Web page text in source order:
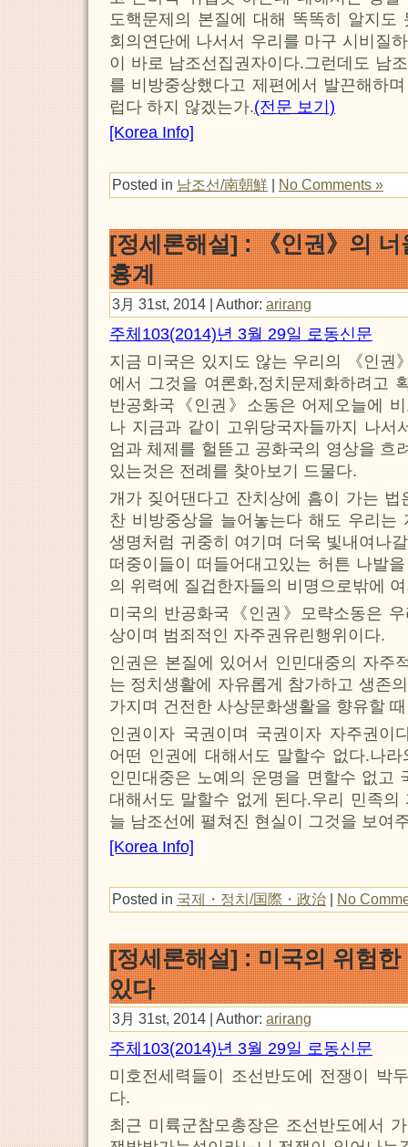
도핵문제의 본질에 대해 똑똑히 알지도
회의연단에 나서서 우리를 마구 시비질
이 바로 남조선집권자이다.그런데도 남
를 비방중상했다고 제편에서 발끈해하
럽다 하지 않겠는가.(전문 보기)
[Korea Info]
Posted in 남조선/南朝鮮 | No Comments »
[정세론해설] : 《인권》의
흉계
3月 31st, 2014 | Author: arirang
주체103(2014)년 3월 29일 로동신문
지금 미국은 있지도 않는 우리의 《인권
에서 그것을 여론화,정치문제화하려고
반공화국《인권》소동은 어제오늘에
나 지금과 같이 고위당국자들까지 나서
엄과 체제를 헐뜯고 공화국의 영상을 흐
있는것은 전례를 찾아보기 드물다.
개가 짖어댄다고 잔치상에 흠이 가는
찬 비방중상을 늘어놓는다 해도 우리는
생명처럼 귀중히 여기며 더욱 빛내여나
떠중이들이 떠들어대고있는 허튼 나발
의 위력에 질겁한자들의 비명으로밖에
미국의 반공화국《인권》모략소동은
상이며 범죄적인 자주권유린행위이다.
인권은 본질에 있어서 인민대중의 자주
는 정치생활에 자유롭게 참가하고 생존
가지며 건전한 사상문화생활을 향유할
인권이자 국권이며 국권이자 자주권이
어떤 인권에 대해서도 말할수 없다.나
인민대중은 노예의 운명을 면할수 없고
대해서도 말할수 없게 된다.우리 민족
늘 남조선에 펼쳐진 현실이 그것을 보여
[Korea Info]
Posted in 국제・정치/国際・政治 | No
[정세론해설] : 미국의 위험
있다
3月 31st, 2014 | Author: arirang
주체103(2014)년 3월 29일 로동신문
미호전세력들이 조선반도에 전쟁이 박
다.
최근 미륙군참모총장은 조선반도에서